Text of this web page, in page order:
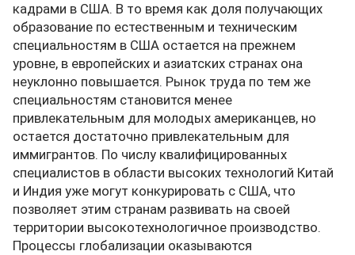
кадрами в США. В то время как доля получающих
образование по естественным и техническим
специальностям в США остается на прежнем
уровне, в европейских и азиатских странах она
неуклонно повышается. Рынок труда по тем же
специальностям становится менее
привлекательным для молодых американцев, но
остается достаточно привлекательным для
иммигрантов. По числу квалифицированных
специалистов в области высоких технологий Китай
и Индия уже могут конкурировать с США, что
позволяет этим странам развивать на своей
территории высокотехнологичное производство.
Процессы глобализации оказываются